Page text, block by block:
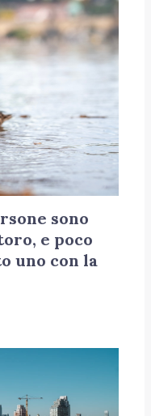
sono
e poco
uno con la